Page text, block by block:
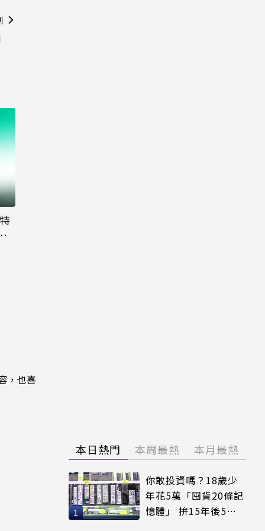
，也喜
本日熱門 本周最熱 本月最熱
你敢投資嗎？18歲少
年花5萬「囤貨20條記
憶體」 拚15年後5倍